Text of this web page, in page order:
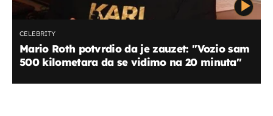
CELEBRITY
Mario Roth potvrdio da je zauzet: ''Vozio sam
500 kilometara da se vidimo na 20 minuta''